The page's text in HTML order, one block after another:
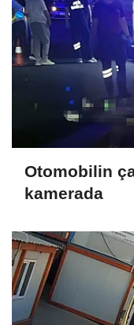
Otomobilin
kamerada